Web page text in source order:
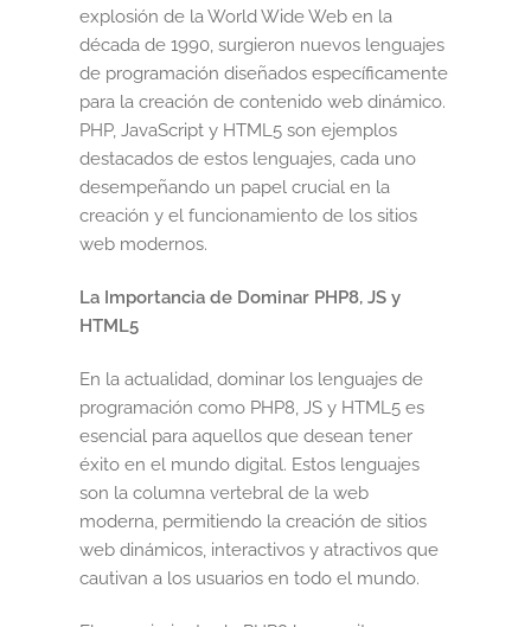
explosión de la World Wide Web en la
década de 1990, surgieron nuevos lenguajes
de programación diseñados específicamente
para la creación de contenido web dinámico.
PHP, JavaScript y HTML5 son ejemplos
destacados de estos lenguajes, cada uno
desempeñando un papel crucial en la
creación y el funcionamiento de los sitios
web modernos.
La Importancia de Dominar PHP8, JS y
HTML5
En la actualidad, dominar los lenguajes de
programación como PHP8, JS y HTML5 es
esencial para aquellos que desean tener
éxito en el mundo digital. Estos lenguajes
son la columna vertebral de la web
moderna, permitiendo la creación de sitios
web dinámicos, interactivos y atractivos que
cautivan a los usuarios en todo el mundo.